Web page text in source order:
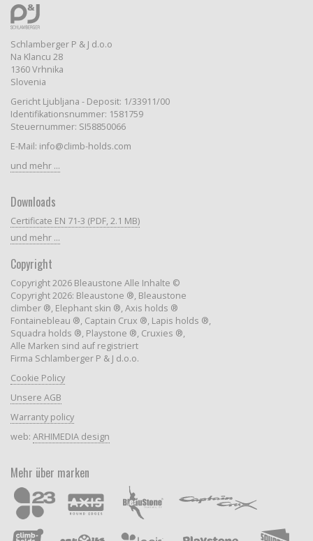
Schlamberger P & J d.o.o
Na Klancu 28
1360 Vrhnika
Slovenia
Gericht Ljubljana - Deposit: 1/33911/00
Identifikationsnummer: 1581759
Steuernummer: SI58850066
E-Mail: info@climb-holds.com
und mehr ...
Downloads
Certificate EN 71-3 (PDF, 2.1 MB)
und mehr ...
Copyright
Copyright 2026 Bleaustone Alle Inhalte ©
Copyright 2026: Bleaustone ®, Bleaustone
climber ®, Elephant skin ®, Axis holds ®
Fontainebleau ®, Captain Crux ®, Lapis holds ®,
Squadra holds ®, Playstone ®, Cruxies ®,
Alle Marken sind auf registriert
Firma Schlamberger P & J d.o.o.
Cookie Policy
Unsere AGB
Warranty policy
web: ARHIMEDIA design
Mehr über marken